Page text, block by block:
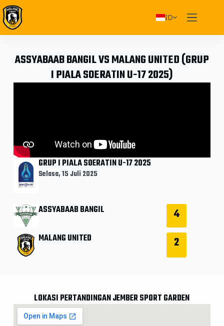
ID
ASSYABAAB BANGIL VS MALANG UNITED (GRUP
I PIALA SOERATIN U-17 2025)
GRUP I PIALA SOERATIN U-17 2025
Selasa, 15 Juli 2025
ASSYABAAB BANGIL 4
MALANG UNITED 2
LOKASI PERTANDINGAN JEMBER SPORT GARDEN